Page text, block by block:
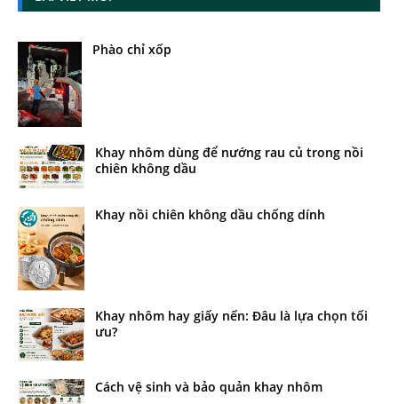
Phào chỉ xốp
Khay nhôm dùng để nướng rau củ trong nồi
chiên không dầu
Khay nồi chiên không dầu chống dính
Khay nhôm hay giấy nến: Đâu là lựa chọn tối
ưu?
Cách vệ sinh và bảo quản khay nhôm